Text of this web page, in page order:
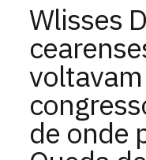
Wlisses
de onde